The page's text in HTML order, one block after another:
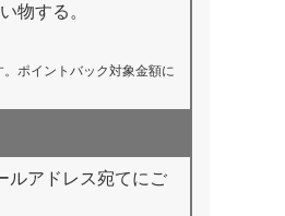
物する。
ポイントバック対象金額に
ルアドレス宛てにご